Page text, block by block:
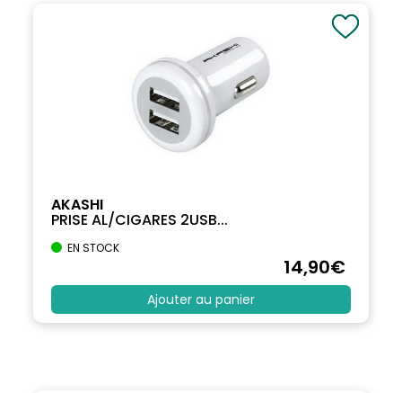
AKASHI
PRISE AL/CIGARES 2USB...
EN STOCK
14,90€
Ajouter au panier